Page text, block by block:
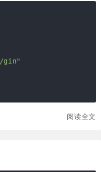
gin"
阅读全文